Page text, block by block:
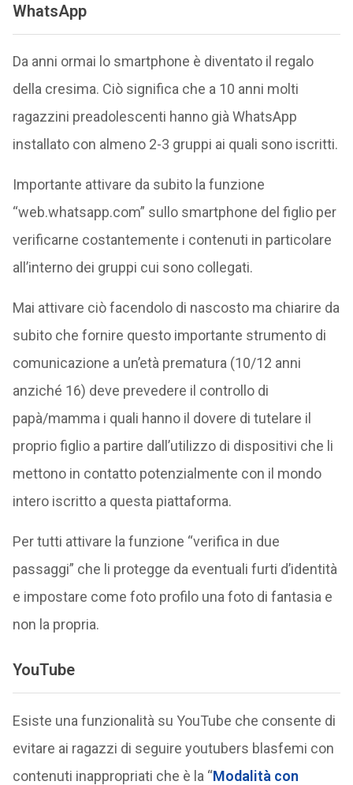
WhatsApp
Da anni ormai lo smartphone è diventato il regalo
della cresima. Ciò significa che a 10 anni molti
ragazzini preadolescenti hanno già WhatsApp
installato con almeno 2-3 gruppi ai quali sono iscritti.
Importante attivare da subito la funzione
“web.whatsapp.com” sullo smartphone del figlio per
verificarne costantemente i contenuti in particolare
all’interno dei gruppi cui sono collegati.
Mai attivare ciò facendolo di nascosto ma chiarire da
subito che fornire questo importante strumento di
comunicazione a un’età prematura (10/12 anni
anziché 16) deve prevedere il controllo di
papà/mamma i quali hanno il dovere di tutelare il
proprio figlio a partire dall’utilizzo di dispositivi che li
mettono in contatto potenzialmente con il mondo
intero iscritto a questa piattaforma.
Per tutti attivare la funzione “verifica in due
passaggi” che li protegge da eventuali furti d’identità
e impostare come foto profilo una foto di fantasia e
non la propria.
YouTube
Esiste una funzionalità su YouTube che consente di
evitare ai ragazzi di seguire youtubers blasfemi con
contenuti inappropriati che è la “Modalità con